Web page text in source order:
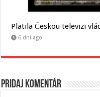
Platila Českou televizi
6 dní ago
Pridaj komentár